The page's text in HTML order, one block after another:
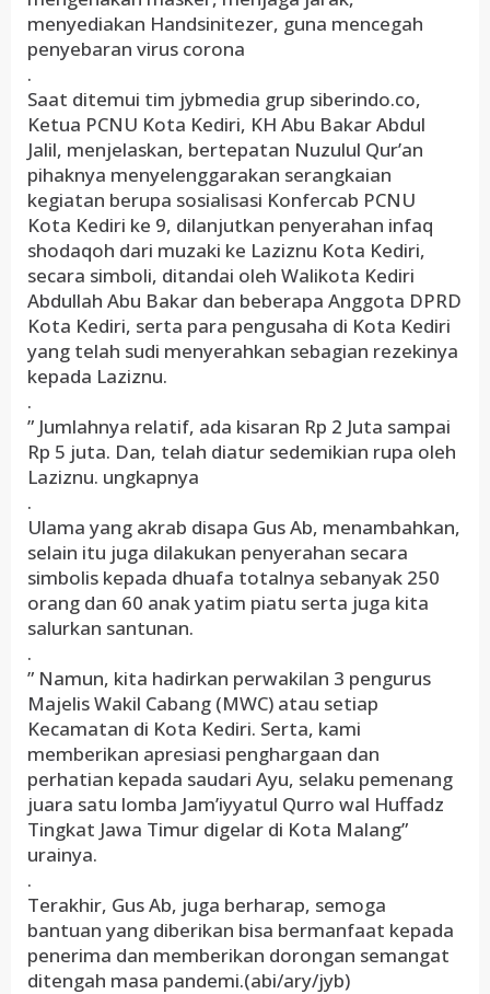
menyediakan Handsinitezer, guna mencegah
penyebaran virus corona
.
Saat ditemui tim jybmedia grup siberindo.co,
Ketua PCNU Kota Kediri, KH Abu Bakar Abdul
Jalil, menjelaskan, bertepatan Nuzulul Qur’an
pihaknya menyelenggarakan serangkaian
kegiatan berupa sosialisasi Konfercab PCNU
Kota Kediri ke 9, dilanjutkan penyerahan infaq
shodaqoh dari muzaki ke Laziznu Kota Kediri,
secara simboli, ditandai oleh Walikota Kediri
Abdullah Abu Bakar dan beberapa Anggota DPRD
Kota Kediri, serta para pengusaha di Kota Kediri
yang telah sudi menyerahkan sebagian rezekinya
kepada Laziznu.
.
” Jumlahnya relatif, ada kisaran Rp 2 Juta sampai
Rp 5 juta. Dan, telah diatur sedemikian rupa oleh
Laziznu. ungkapnya
.
Ulama yang akrab disapa Gus Ab, menambahkan,
selain itu juga dilakukan penyerahan secara
simbolis kepada dhuafa totalnya sebanyak 250
orang dan 60 anak yatim piatu serta juga kita
salurkan santunan.
.
” Namun, kita hadirkan perwakilan 3 pengurus
Majelis Wakil Cabang (MWC) atau setiap
Kecamatan di Kota Kediri. Serta, kami
memberikan apresiasi penghargaan dan
perhatian kepada saudari Ayu, selaku pemenang
juara satu lomba Jam’iyyatul Qurro wal Huffadz
Tingkat Jawa Timur digelar di Kota Malang”
urainya.
.
Terakhir, Gus Ab, juga berharap, semoga
bantuan yang diberikan bisa bermanfaat kepada
penerima dan memberikan dorongan semangat
ditengah masa pandemi.(abi/ary/jyb)